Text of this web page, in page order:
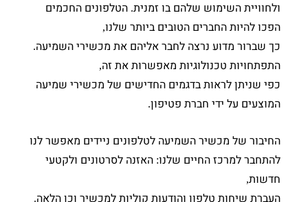
ולחוויית השימוש שלהם בו זמנית. הטלפונים החכמים
הפכו להיות החברים הטובים ביותר שלנו,
כך שברור מדוע נרצה לחבר אליהם את מכשירי השמיעה.
התפתחויות טכנולוגיות מאפשרות את זה,
כפי שניתן לראות בדגמים החדישים של מכשירי שמיעה
המוצעים על ידי חברת פטיפון.
החיבור של מכשיר השמיעה לטלפונים ניידים מאפשר לנו
להתחבר למרכז החיים שלנו: האזנה לסרטונים ולקטעי
חדשות,
העברת שיחות טלפון והודעות קוליות למכשיר וכן הלאה.